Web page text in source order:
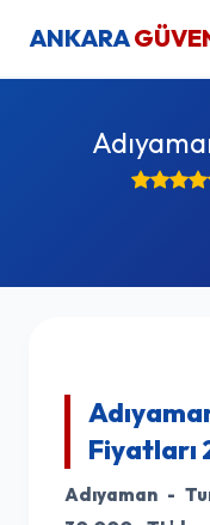
ANKARA
Fiyatları
Adıyaman -